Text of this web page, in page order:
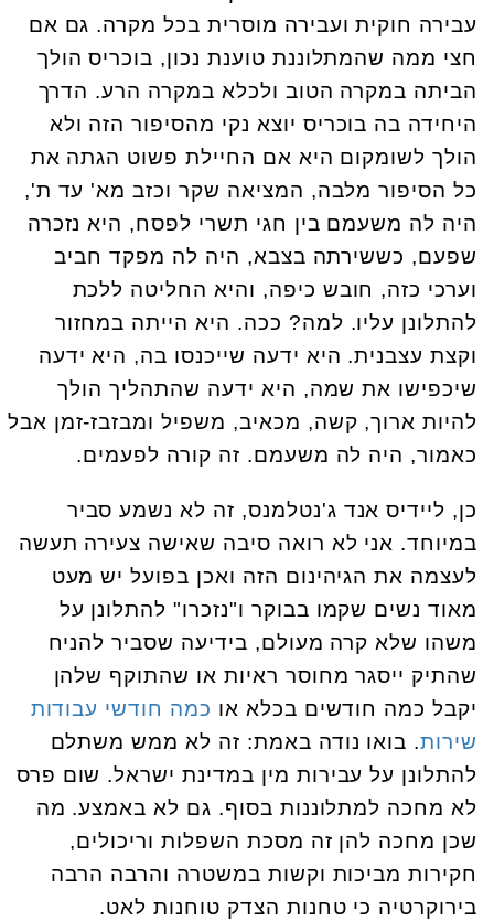
עבירה חוקית ועבירה מוסרית בכל מקרה. גם אם
חצי ממה שהמתלוננת טוענת נכון, בוכריס הולך
הביתה במקרה הטוב ולכלא במקרה הרע. הדרך
היחידה בה בוכריס יוצא נקי מהסיפור הזה ולא
הולך לשומקום היא אם החיילת פשוט הגתה את
כל הסיפור מלבה, המציאה שקר וכזב מא' עד ת',
היה לה משעמם בין חגי תשרי לפסח, היא נזכרה
שפעם, כששירתה בצבא, היה לה מפקד חביב
וערכי כזה, חובש כיפה, והיא החליטה ללכת
להתלונן עליו. למה? ככה. היא הייתה במחזור
וקצת עצבנית. היא ידעה שייכנסו בה, היא ידעה
שיכפישו את שמה, היא ידעה שהתהליך הולך
להיות ארוך, קשה, מכאיב, משפיל ומבזבז-זמן אבל
כאמור, היה לה משעמם. זה קורה לפעמים.
כן, ליידיס אנד ג'נטלמנס, זה לא נשמע סביר
במיוחד. אני לא רואה סיבה שאישה צעירה תעשה
לעצמה את הגיהינום הזה ואכן בפועל יש מעט
מאוד נשים שקמו בבוקר ו"נזכרו" להתלונן על
משהו שלא קרה מעולם, בידיעה שסביר להניח
שהתיק ייסגר מחוסר ראיות או שהתוקף שלהן
יקבל כמה חודשים בכלא או כמה חודשי עבודות
שירות. בואו נודה באמת: זה לא ממש משתלם
להתלונן על עבירות מין במדינת ישראל. שום פרס
לא מחכה למתלוננות בסוף. גם לא באמצע. מה
שכן מחכה להן זה מסכת השפלות וריכולים,
חקירות מביכות וקשות במשטרה והרבה הרבה
בירוקרטיה כי טחנות הצדק טוחנות לאט.